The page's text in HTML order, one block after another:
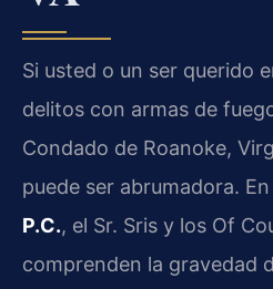
Si usted o un ser querido
delitos con armas de
Condado de Roanoke,
puede ser abrumadora. En
P.C., el Sr. Sris y los Of
comprenden la gravedad